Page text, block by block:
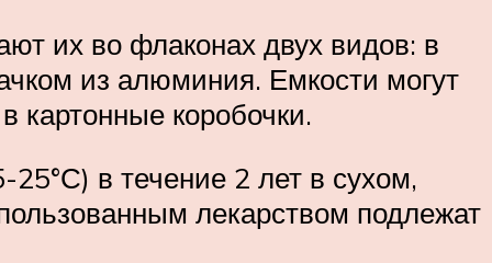
их во флаконах двух видов: в
из алюминия. Емкости могут
картонные коробочки.
в течение 2 лет в сухом,
лекарством подлежат